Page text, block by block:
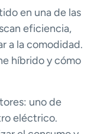
en una de las
eficiencia,
a la comodidad.
híbrido y cómo
uno de
eléctrico.